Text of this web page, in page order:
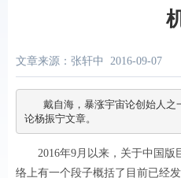
文章来源：张轩中 2016-09-07
论杨振宁文章。
2016年9月以来，关于中国版
络上有一个段子概括了目前已经